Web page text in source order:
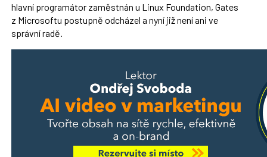
hlavní programátor zaměstnán u Linux Foundation, Gates
z Microsoftu postupně odcházel a nyní již není ani ve
správní radě.